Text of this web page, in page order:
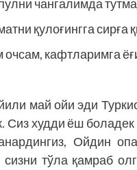
чангалимда
қулоғингга сирға
очсам, кафтларимга
май ойи эди
Сиз худди ёш боладек
Ойдин
сизни тўла қамраб